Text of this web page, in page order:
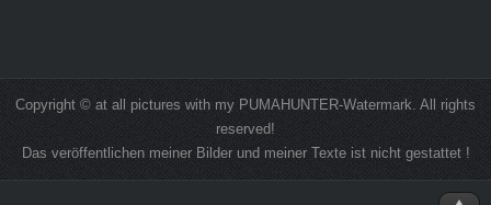
Copyright © at all pictures with my PUMAHUNTER-Watermark. All rights
reserved!
Das veröffentlichen meiner Bilder und meiner Texte ist nicht gestattet !